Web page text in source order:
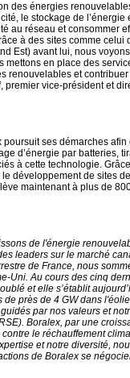
des énergies
le stockage de l’énergie
au réseau et consommer
à des sites comme celui
Est) avant lui, nous
mettons en place des
renouvelables et
premier vice-président et
ses démarches
d’énergie par batteries,
à cette technologie.
développement de sites
maintenant à plus de
de l'énergie
leaders sur le marché
de France, nous
Uni. Au cours des cinq
et elle s’établit
près de 4 GW dans
par nos valeurs et
Boralex, par une
le réchauffement
et notre diversité,
de Boralex se